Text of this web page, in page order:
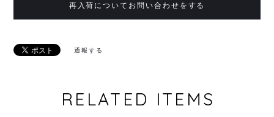
再入荷についてお問い合わせをする
通報する
RELATED ITEMS